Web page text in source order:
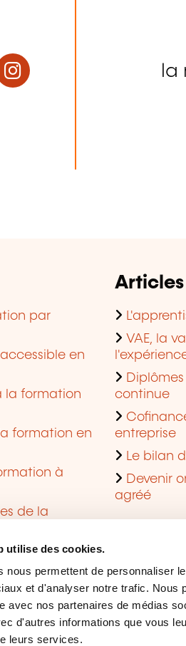
utilise des cookies.
nous permettent de personnaliser
et d'analyser notre trafic. Nous
avec nos partenaires de médias
d'autres informations que vous
leurs services.
la
par
en
la formation
formation en
à
de la
VAE, la
continue
entreprise
Le bilan
Devenir
agréé